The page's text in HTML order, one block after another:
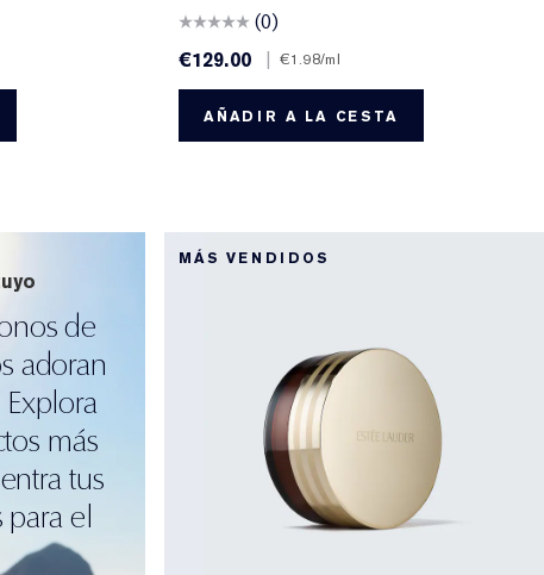
(0)
€129.00
€1.98/ml
AÑADIR A LA CESTA
de
adoran
más
tus
el
MÁS VENDIDOS